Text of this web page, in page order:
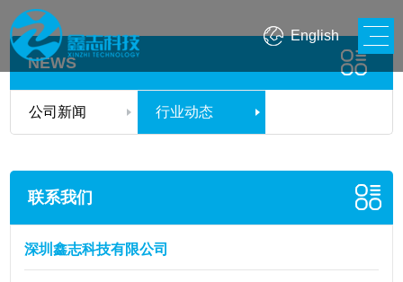
English
NEWS
公司新闻 行业动态
联系我们
深圳鑫志科技有限公司